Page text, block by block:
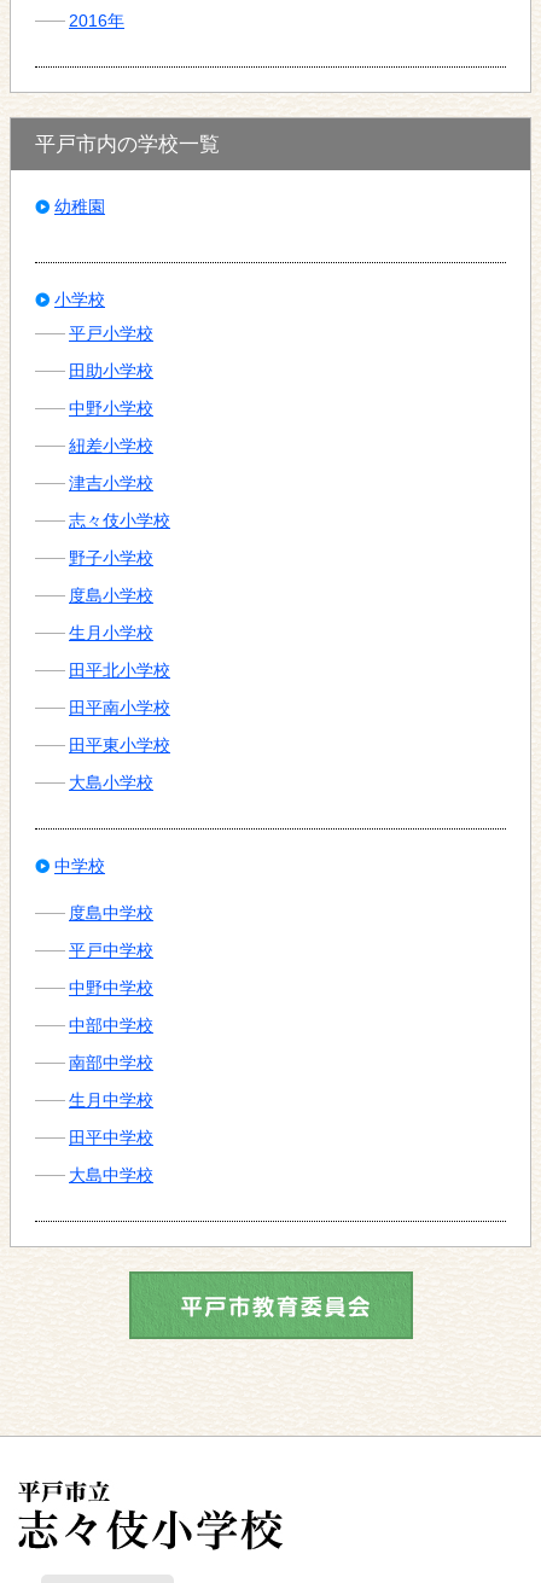
2016年
平戸市内の学校一覧
幼稚園
小学校
平戸小学校
田助小学校
中野小学校
紐差小学校
津吉小学校
志々伎小学校
野子小学校
度島小学校
生月小学校
田平北小学校
田平南小学校
田平東小学校
大島小学校
中学校
度島中学校
平戸中学校
中野中学校
中部中学校
南部中学校
生月中学校
田平中学校
大島中学校